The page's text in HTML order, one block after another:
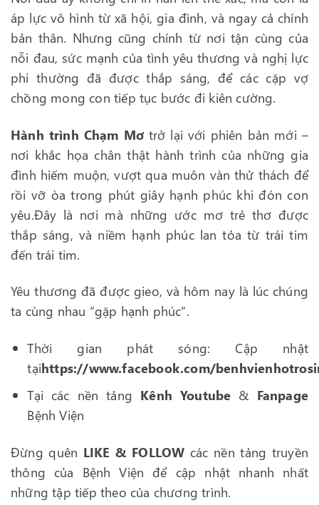
áp lực vô hình từ xã hội, gia đình, và ngay cả chính
bản thân. Nhưng cũng chính từ nơi tận cùng của
nỗi đau, sức mạnh của tình yêu thương và nghị lực
phi thường đã được thắp sáng, để các cặp vợ
chồng mong con tiếp tục bước đi kiên cường.
Hành trình Chạm Mơtrở lại với phiên bản mới –
nơi khắc họa chân thật hành trình của những gia
đình hiếm muộn, vượt qua muôn vàn thử thách để
rồi vỡ òa trong phút giây hạnh phúc khi đón con
yêu.Đây là nơi mà những ước mơ trẻ thơ được
thắp sáng, và niềm hạnh phúc lan tỏa từ trái tim
đến trái tim.
Yêu thương đã được gieo, và hôm nay là lúc chúng
ta cùng nhau “gặp hạnh phúc”.
Thời gian phát sóng: Cập nhật
tạihttps://www.facebook.com/
Tại các nền tảng Kênh Youtube & Fanpage
Bệnh Viện
Đừng quên LIKE & FOLLOW các nền tảng truyền
thông của Bệnh Viện để cập nhật nhanh nhất
những tập tiếp theo của chương trình.